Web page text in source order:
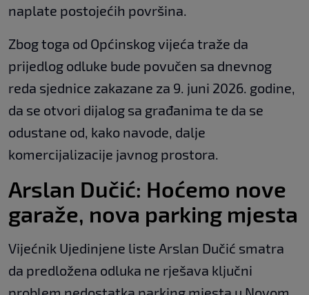
naplate postojećih površina.
Zbog toga od Općinskog vijeća traže da
prijedlog odluke bude povučen sa dnevnog
reda sjednice zakazane za 9. juni 2026. godine,
da se otvori dijalog sa građanima te da se
odustane od, kako navode, dalje
komercijalizacije javnog prostora.
Arslan Dučić: Hoćemo nove
garaže, nova parking mjesta
Vijećnik Ujedinjene liste Arslan Dučić smatra
da predložena odluka ne rješava ključni